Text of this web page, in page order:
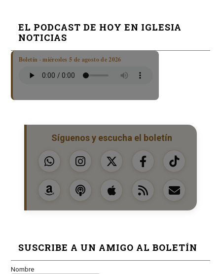
EL PODCAST DE HOY EN IGLESIA
NOTICIAS
Boletín · miércoles 5 de agosto de 2026
Síguenos y escucha el boletín
SUSCRIBE A UN AMIGO AL BOLETÍN
Nombre